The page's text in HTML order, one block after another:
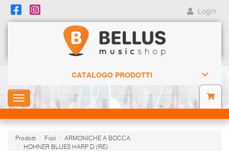
Login
CATALOGO PRODOTTI
Toggle
navigation
Prodotti Fiati
ARMONICHE A BOCCA
HOHNER BLUES HARP D (RE)